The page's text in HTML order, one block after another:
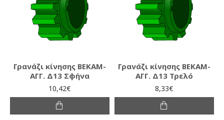
Γρανάζι κίνησης ΒΕΚΑΜ-
ΑΓΓ. Δ13 Σφήνα
10,42€
Γρανάζι κίνησης ΒΕΚΑΜ-
ΑΓΓ. Δ13 Τρελό
8,33€